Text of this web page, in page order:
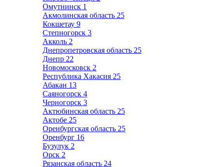
Омутнинск 1
Акмолинская область 25
Кокшетау 9
Степногорск 3
Акколь 2
Днепропетровская область 25
Днепр 22
Новомосковск 2
Республика Хакасия 25
Абакан 13
Саяногорск 4
Черногорск 3
Актюбинская область 25
Актобе 25
Оренбургская область 25
Оренбург 16
Бузулук 2
Орск 2
Рязанская область 24